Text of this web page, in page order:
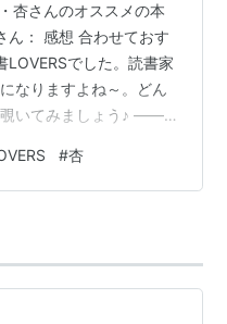
杏さんのオススメの本
ん： 感想 合わせておす
でした。読書家
なりますよね～。どん
覗いてみましょう♪ ―――
、本棚の重みで畳に本
ょっと焦ったのを思い
ってことで、まずはこ
漫画や時代劇を見て、
#杏